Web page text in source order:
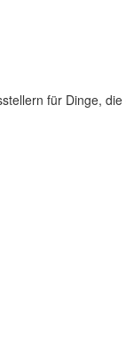
für Dinge,